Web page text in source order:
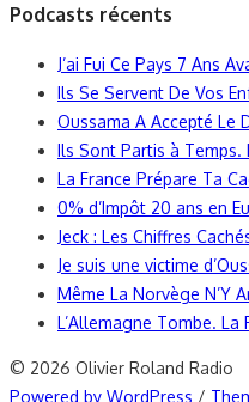
Podcasts récents
J’ai Fui Ce Pays 7 Ans
Ils Se Servent De Vos
Oussama A Accepté Le
Ils Sont Partis à Temps.
La France Prépare Ta
0% d’Impôt 20 ans en
Jeck : Les Chiffres
Je suis une victime
Même La Norvège N’Y
L’Allemagne Tombe. La
© 2026 Olivier Roland Radio
Powered by WordPress /